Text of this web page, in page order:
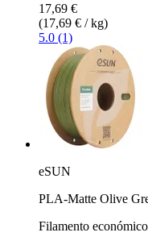
17,69 €
(17,69 € / kg)
5.0 (1)
eSUN
PLA-Matte Olive
Filamento